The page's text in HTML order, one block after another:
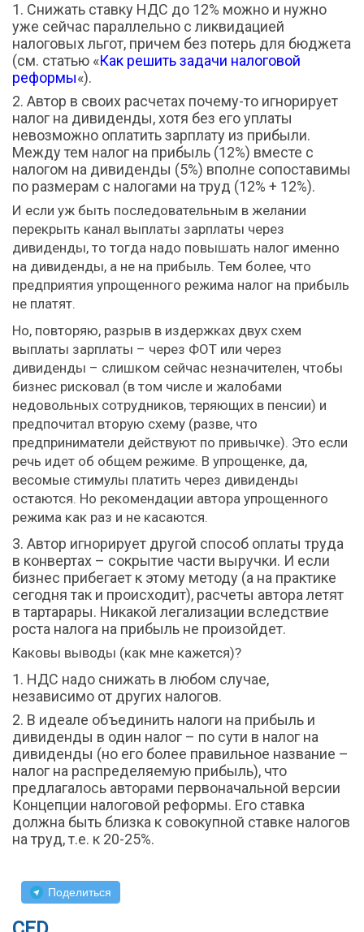
Снижать ставку НДС до 12% можно и нужно
уже сейчас параллельно с ликвидацией
налоговых льгот, причем без потерь для бюджета
(см. статью «Как решить задачи налоговой
реформы«).
Автор в своих расчетах почему-то игнорирует
налог на дивиденды, хотя без его уплаты
невозможно оплатить зарплату из прибыли.
Между тем налог на прибыль (12%) вместе с
налогом на дивиденды (5%) вполне сопоставимы
по размерам с налогами на труд (12% + 12%).
И если уж быть последовательным в желании
перекрыть канал выплаты зарплаты через
дивиденды, то тогда надо повышать налог именно
на дивиденды, а не на прибыль. Тем более, что
предприятия упрощенного режима налог на прибыль
не платят.
Но, повторяю, разрыв в издержках двух схем
выплаты зарплаты – через ФОТ или через
дивиденды – слишком сейчас незначителен, чтобы
бизнес рисковал (в том числе и жалобами
недовольных сотрудников, теряющих в пенсии) и
предпочитал вторую схему (разве, что
предприниматели действуют по привычке). Это если
речь идет об общем режиме. В упрощенке, да,
весомые стимулы платить через дивиденды
остаются. Но рекомендации автора упрощенного
режима как раз и не касаются.
Автор игнорирует другой способ оплаты труда
в конвертах – сокрытие части выручки. И если
бизнес прибегает к этому методу (а на практике
сегодня так и происходит), расчеты автора летят
в тартарары. Никакой легализации вследствие
роста налога на прибыль не произойдет.
Каковы выводы (как мне кажется)?
НДС надо снижать в любом случае,
независимо от других налогов.
В идеале объединить налоги на прибыль и
дивиденды в один налог – по сути в налог на
дивиденды (но его более правильное название –
налог на распределяемую прибыль), что
предлагалось авторами первоначальной версии
Концепции налоговой реформы. Его ставка
должна быть близка к совокупной ставке налогов
на труд, т.е. к 20-25%.
Поделиться